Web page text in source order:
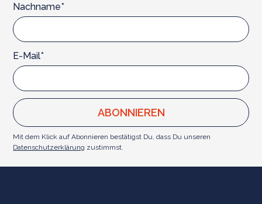
Nachname*
E-Mail*
Mit dem Klick auf Abonnieren bestätigst Du, dass Du unseren
Datenschutzerklärung zustimmst.